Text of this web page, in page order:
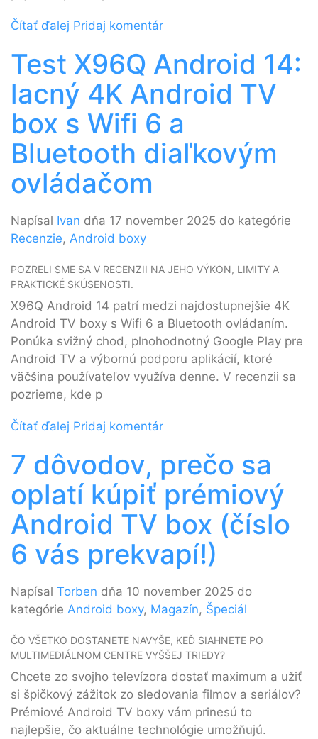
Čítať ďalej Pridaj komentár
Test X96Q Android 14:
lacný 4K Android TV
box s Wifi 6 a
Bluetooth diaľkovým
ovládačom
Napísal Ivan dňa 17 november 2025 do kategórie
Recenzie, Android boxy
POZRELI SME SA V RECENZII NA JEHO VÝKON, LIMITY A
PRAKTICKÉ SKÚSENOSTI.
X96Q Android 14 patrí medzi najdostupnejšie 4K
Android TV boxy s Wifi 6 a Bluetooth ovládaním.
Ponúka svižný chod, plnohodnotný Google Play pre
Android TV a výbornú podporu aplikácií, ktoré
väčšina používateľov využíva denne. V recenzii sa
pozrieme, kde p
Čítať ďalej Pridaj komentár
7 dôvodov, prečo sa
oplatí kúpiť prémiový
Android TV box (číslo
6 vás prekvapí!)
Napísal Torben dňa 10 november 2025 do
kategórie Android boxy, Magazín, Špeciál
ČO VŠETKO DOSTANETE NAVYŠE, KEĎ SIAHNETE PO
MULTIMEDIÁLNOM CENTRE VYŠŠEJ TRIEDY?
Chcete zo svojho televízora dostať maximum a užiť
si špičkový zážitok zo sledovania filmov a seriálov?
Prémiové Android TV boxy vám prinesú to
najlepšie, čo aktuálne technológie umožňujú.